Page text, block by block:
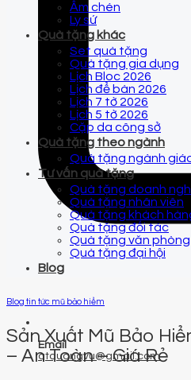
Email
qtquangvu@gmail.com
Ấm chén
Ly sứ
Quà tặng khác
Set quà tặng
Quà tặng gia dụng
Lịch Bloc 2026
Lịch để bàn 2026
Lịch 7 tờ 2026
Lịch 5 tờ 2026
Cặp da công sở
Quà tặng theo ngành
Quà tặng ngành
Tư vấn quà tặng
Quà tặng doanh
Quà tặng nhân viên
Quà tặng khách
Quà tặng đối tác
Quà tặng văn phòng
Quà tặng đại hội
Blog
Blog tin tức mũ bảo hiểm
Sản Xuất Mũ Bảo
– An Toàn – Giá Rẻ